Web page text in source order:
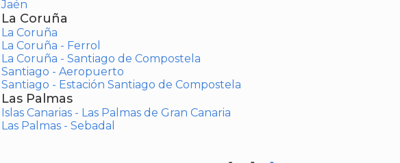
Jaén
La Coruña
La Coruña
La Coruña - Ferrol
La Coruña - Santiago de Compostela
Santiago - Aeropuerto
Santiago - Estación Santiago de Compostela
Las Palmas
Islas Canarias - Las Palmas de Gran Canaria
Las Palmas - Sebadal